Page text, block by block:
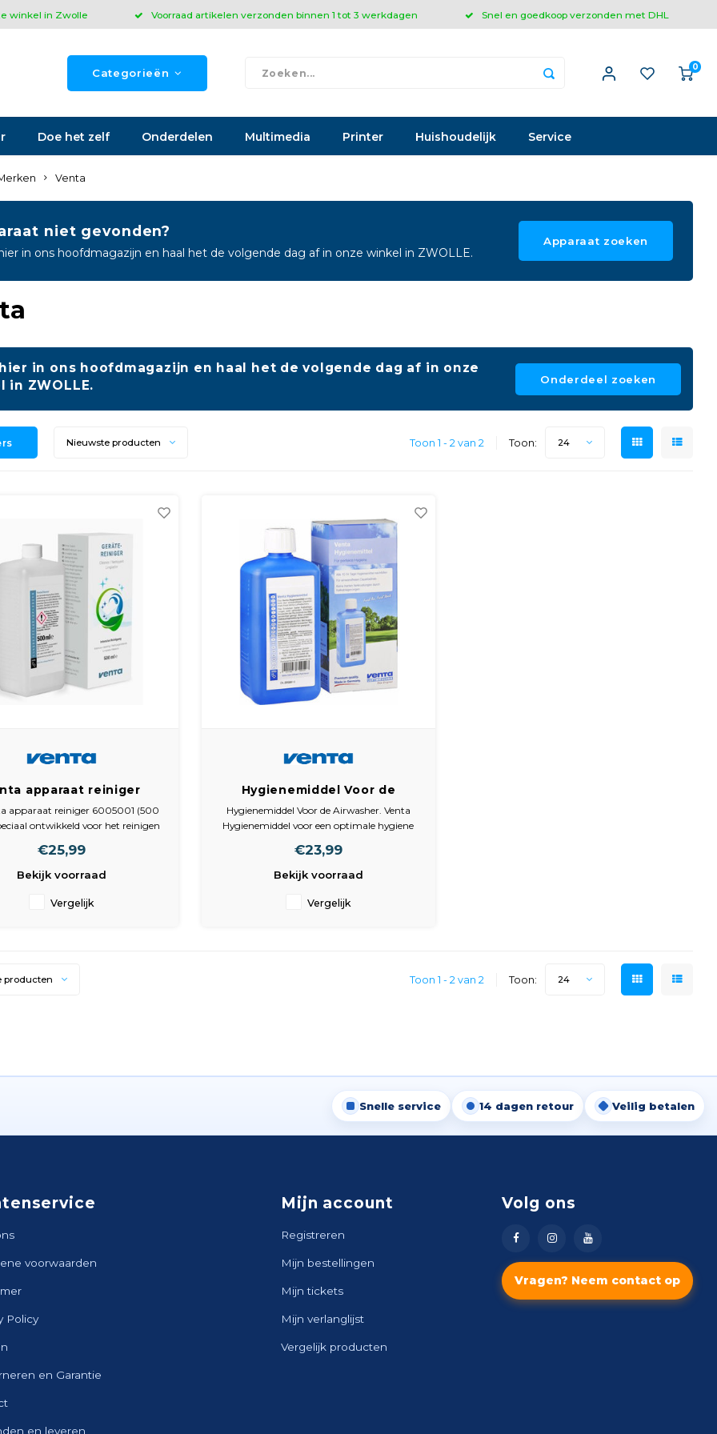
winkel in Zwolle Voorraad artikelen verzonden binnen 1 tot 3 werkdagen Snel en goedkoop verzonden met DHL
Categorieën 0
Doe het zelf Onderdelen Multimedia Printer Huishoudelijk Service
Venta
niet gevonden?
in ons hoofdmagazijn en haal het de volgende dag af in onze winkel in ZWOLLE.
Apparaat zoeken
in ons hoofdmagazijn en haal het de volgende dag af in onze
in ZWOLLE.
Onderdeel zoeken
Nieuwste producten Toon 1 - 2 van 2 Toon: 24
apparaat reiniger
6005001 - ontkalker
voor
LW25 LW45 AH510
AH535 LW60T
apparaat reiniger 6005001 (500
ontwikkeld voor het reinigen
Het reinigingsmiddel
effectief kalkaanslag, vervuiling
het app
€25,99
Bekijk voorraad
Vergelijk
Hygienemiddel Voor de
Airwasher
Hygienemiddel Voor de Airwasher. Venta
Hygienemiddel voor een optimale hygiene
Hygienemiddel: 75 x 60 x 175 mm
€23,99
Bekijk voorraad
Vergelijk
producten Toon 1 - 2 van 2 Toon: 24
Snelle service 14 dagen retour Veilig betalen
voorwaarden
Policy
en Garantie
en leveren
Mijn account
Registreren
Mijn bestellingen
Mijn tickets
Mijn verlanglijst
Vergelijk producten
Volg ons
Vragen? Neem contact op